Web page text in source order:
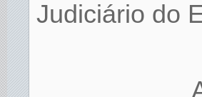
Judiciário do